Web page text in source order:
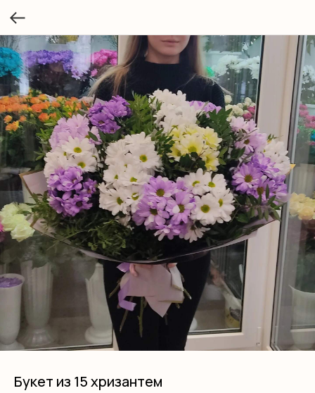
Букет из 15 хризантем